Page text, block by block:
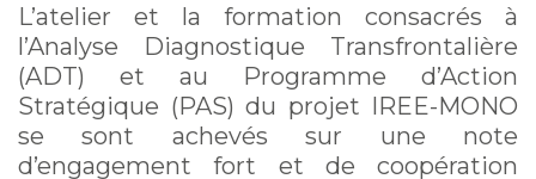
L’atelier et la formation consacrés à
l’Analyse Diagnostique Transfrontalière
(ADT) et au Programme d’Action
Stratégique (PAS) du projet IREE-MONO
se sont achevés sur une note
d’engagement fort et de coopération